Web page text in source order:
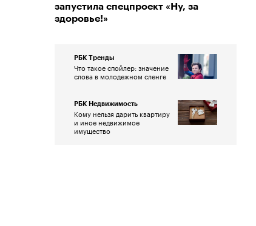
запустила спецпроект «Ну, за
здоровье!»
РБК Тренды
Что такое спойлер: значение
слова в молодежном сленге
РБК Недвижимость
Кому нельзя дарить квартиру
и иное недвижимое
имущество